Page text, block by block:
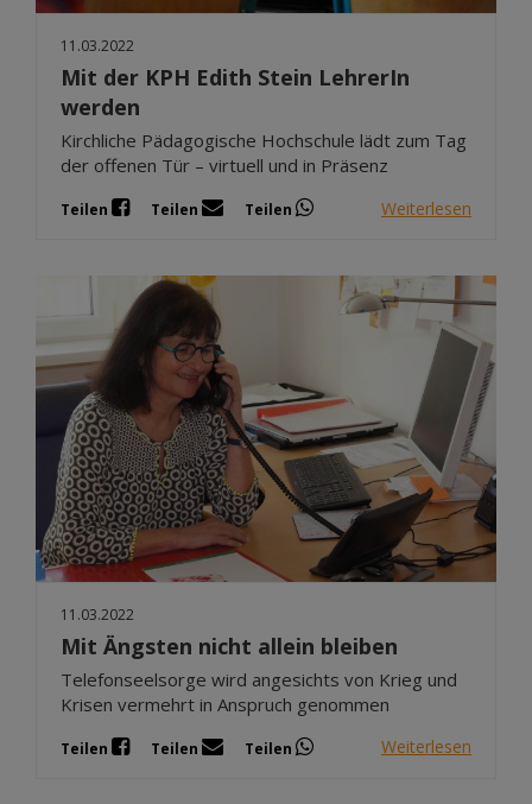
11.03.2022
Mit der KPH Edith Stein LehrerIn
werden
Kirchliche Pädagogische Hochschule lädt zum Tag
der offenen Tür – virtuell und in Präsenz
Teilen Teilen Teilen Weiterlesen
11.03.2022
Mit Ängsten nicht allein bleiben
Telefonseelsorge wird angesichts von Krieg und
Krisen vermehrt in Anspruch genommen
Teilen Teilen Teilen Weiterlesen